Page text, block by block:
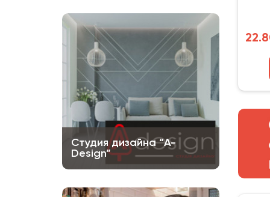
Студия дизайна “A-
Design”